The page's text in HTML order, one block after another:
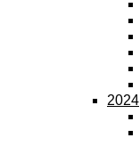
2024